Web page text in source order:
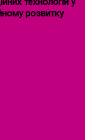
розвитку